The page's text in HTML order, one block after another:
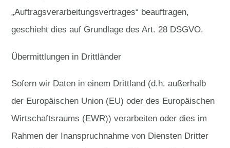
„Auftragsverarbeitungsvertrages“ beauftragen,
geschieht dies auf Grundlage des Art. 28 DSGVO.
Übermittlungen in Drittländer
Sofern wir Daten in einem Drittland (d.h. außerhalb
der Europäischen Union (EU) oder des Europäischen
Wirtschaftsraums (EWR)) verarbeiten oder dies im
Rahmen der Inanspruchnahme von Diensten Dritter